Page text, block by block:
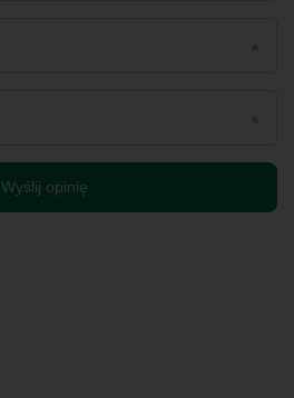
Wyślij opinię